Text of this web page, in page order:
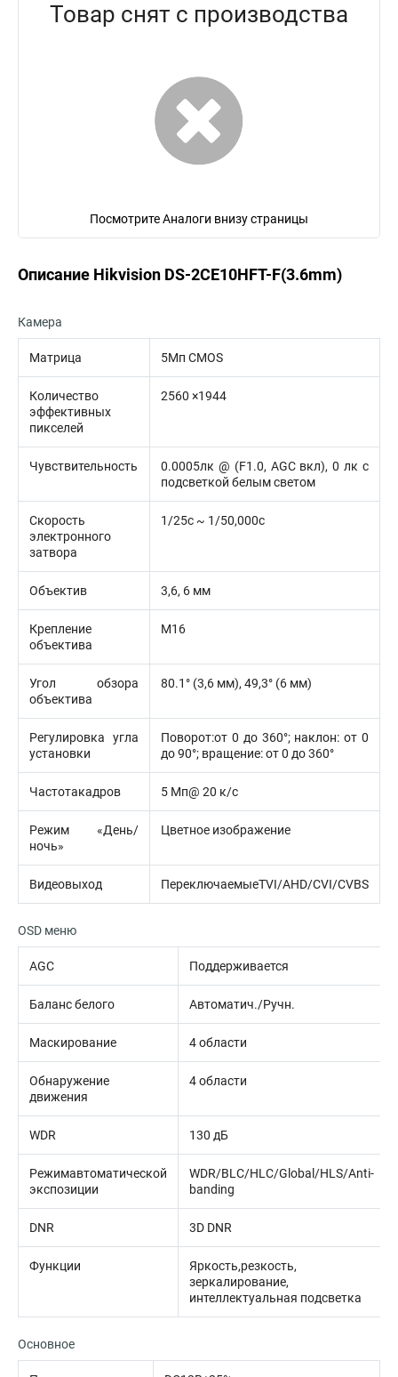
Товар снят с производства
Посмотрите Аналоги внизу страницы
Описание Hikvision DS-2CE10HFT-F(3.6mm)
Камера
Матрица 5Мп CMOS
Количество
эффективных
пикселей
2560 ×1944
Чувствительность
0.0005лк @ (F1.0, AGC вкл), 0 лк с
подсветкой белым светом
Скорость
электронного
затвора
1/25с ~ 1/50,000с
Объектив 3,6, 6 мм
Крепление
объектива
М16
Угол обзора
объектива
80.1° (3,6 мм), 49,3° (6 мм)
Регулировка угла
установки
Поворот:от 0 до 360°; наклон: от 0
до 90°; вращение: от 0 до 360°
Частотакадров 5 Мп@ 20 к/с
Режим «День/
ночь»
Цветное изображение
Видеовыход ПереключаемыеTVI/AHD/CVI/CVBS
OSD меню
AGC Поддерживается
Баланс белого Автоматич./Ручн.
Маскирование 4 области
Обнаружение
движения
4 области
WDR 130 дБ
Режимавтоматической
экспозиции
WDR/BLC/HLC/Global/HLS/Anti-
banding
DNR 3D DNR
Функции
Яркость,резкость,
зеркалирование,
интеллектуальная подсветка
Основное